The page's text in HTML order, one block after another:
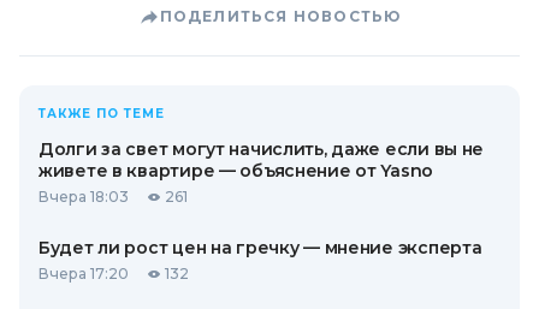
ПОДЕЛИТЬСЯ НОВОСТЬЮ
ТАКЖЕ ПО ТЕМЕ
Долги за свет могут начислить, даже если вы не
живете в квартире — объяснение от Yasno
Вчера 18:03 261
Будет ли рост цен на гречку — мнение эксперта
Вчера 17:20 132